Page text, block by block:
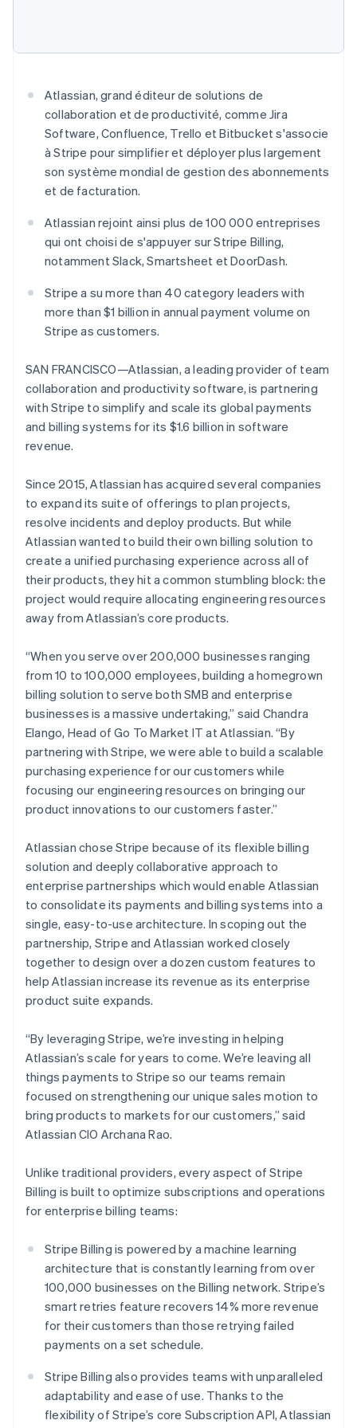
Climate
Identity
Vérification de l'identité
Stripe Sessions 2026
l’IA.
Regarder
Partenaires
Stripe App Marketplace
Atlassian, grand éditeur de solutions de
collaboration et de productivité, comme Jira
Software, Confluence, Trello et Bitbucket s'associe
à Stripe pour simplifier et déployer plus largement
son système mondial de gestion des abonnements
et de facturation.
Atlassian rejoint ainsi plus de 100 000 entreprises
qui ont choisi de s'appuyer sur Stripe Billing,
notamment Slack, Smartsheet et DoorDash.
Stripe a su more than 40 category leaders with
more than $1 billion in annual payment volume on
Stripe as customers.
SAN FRANCISCO—Atlassian, a leading provider of team
collaboration and productivity software, is partnering
with Stripe to simplify and scale its global payments
and billing systems for its $1.6 billion in software
revenue.
Since 2015, Atlassian has acquired several companies
to expand its suite of offerings to plan projects,
resolve incidents and deploy products. But while
Atlassian wanted to build their own billing solution to
create a unified purchasing experience across all of
their products, they hit a common stumbling block: the
project would require allocating engineering resources
away from Atlassian’s core products.
“When you serve over 200,000 businesses ranging
from 10 to 100,000 employees, building a homegrown
billing solution to serve both SMB and enterprise
businesses is a massive undertaking,” said Chandra
Elango, Head of Go To Market IT at Atlassian. “By
partnering with Stripe, we were able to build a scalable
purchasing experience for our customers while
focusing our engineering resources on bringing our
product innovations to our customers faster.”
Atlassian chose Stripe because of its flexible billing
solution and deeply collaborative approach to
enterprise partnerships which would enable Atlassian
to consolidate its payments and billing systems into a
single, easy-to-use architecture. In scoping out the
partnership, Stripe and Atlassian worked closely
together to design over a dozen custom features to
help Atlassian increase its revenue as its enterprise
product suite expands.
“By leveraging Stripe, we’re investing in helping
Atlassian’s scale for years to come. We’re leaving all
things payments to Stripe so our teams remain
focused on strengthening our unique sales motion to
bring products to markets for our customers,” said
Atlassian CIO Archana Rao.
Unlike traditional providers, every aspect of Stripe
Billing is built to optimize subscriptions and operations
for enterprise billing teams:
Stripe Billing is powered by a machine learning
architecture that is constantly learning from over
100,000 businesses on the Billing network. Stripe’s
smart retries feature recovers 14% more revenue
for their customers than those retrying failed
payments on a set schedule.
Stripe Billing also provides teams with unparalleled
adaptability and ease of use. Thanks to the
flexibility of Stripe’s core Subscription API, Atlassian
Allemagne
DeutschEnglish
Australie
English
Autriche
DeutschEnglish
Belgique
Nederlands FrançaisDeutschEnglish
Brésil
English
Canada
EnglishFrançais
Chine continentale
简体中文English
Chypre
English
Croatie
EnglishItaliano
Danemark
Émirats arabes unis
English
Espagne
Español English
Estonie
English
États-Unis
EnglishEspañol 简体中文
Finlande
English Svenska
France
Gibraltar
English
English
Hongrie
English
Inde
Irlande
English
Italie
ItalianoEnglish
日本語 English
Lettonie
English
Liechtenstein
DeutschEnglish
Lituanie
English
FrançaisDeutschEnglish
Malaisie
English简体中文